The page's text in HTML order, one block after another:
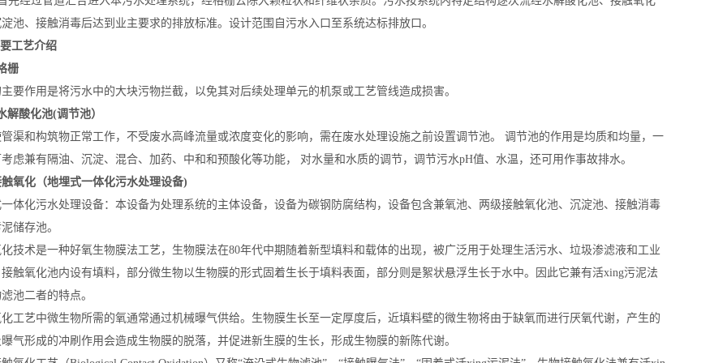
池、接触消毒后达到业主要求的排放标准。设计范围自污水入口至系统达标排放口。
工艺介绍
栅
要作用是将污水中的大块污物拦截，以免其对后续处理单元的机泵或工艺管线造成损害。
解酸化池(调节池）
渠和构筑物正常工作，不受废水高峰流量或浓度变化的影响，需在废水处理设施之前设置调节池。 调节池的作用是均质和均量，一
虑兼有隔油、沉淀、混合、加药、中和和预酸化等功能， 对水量和水质的调节，调节污水pH值、水温，还可用作事故排水。
氧化（地埋式一体化污水处理设备)
体化污水处理设备：本设备为处理系统的主体设备，设备为碳钢防腐结构，设备包含兼氧池、两级接触氧化池、沉淀池、接触消毒
储存池。
技术是一种好氧生物膜法工艺，生物膜法在80年代中期随着新型填料和载体的出现，被广泛用于处理生活污水、垃圾渗滤液和工业
触氧化池内设有填料，部分微生物以生物膜的形式固着生长于填料表面，部分则是絮状悬浮生长于水中。因此它兼有活xing污泥法
池二者的特点。
工艺中微生物所需的氧通常通过机械曝气供给。生物膜生长至一定厚度后，近填料壁的微生物将由于缺氧而进行厌氧代谢，产生的
气形成的冲刷作用会造成生物膜的脱落，并促进新生膜的生长，形成生物膜的新陈代谢。